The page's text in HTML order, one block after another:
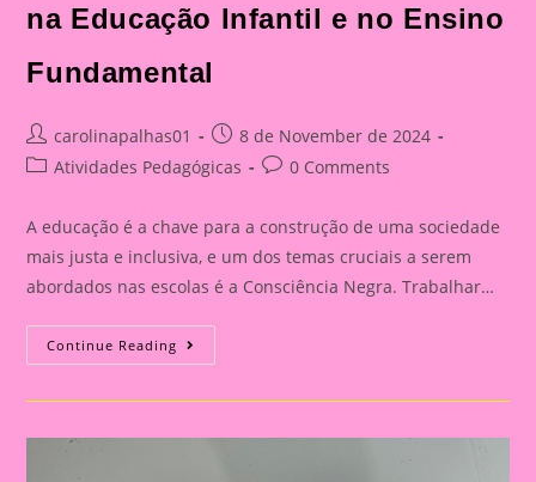
na Educação Infantil e no Ensino
Fundamental
Post
author:
carolinapalhas01
Post
published:
8 de November de 2024
PostAtividades Pedagógicas
Post0 Comments
A educação é a chave para a construção de uma sociedade
mais justa e inclusiva, e um dos temas cruciais a serem
abordados nas escolas é a Consciência Negra. Trabalhar…
Continue Reading Atividade
Sobre
|